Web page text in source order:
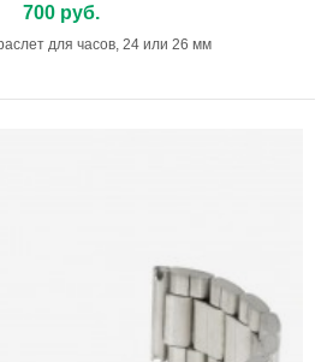
700 руб.
для часов, 24 или 26 мм